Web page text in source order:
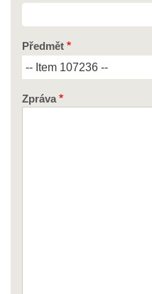
Předmět
Zpráva